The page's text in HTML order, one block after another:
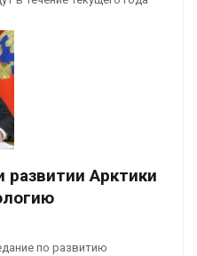
Арктики
по развитию